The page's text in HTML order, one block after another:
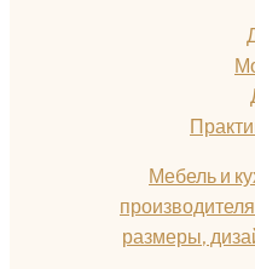
Мебель и
размеры,